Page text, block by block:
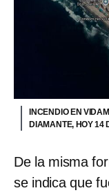
INCENDIO EN
DIAMANTE, HOY 14
De la misma
se indica que